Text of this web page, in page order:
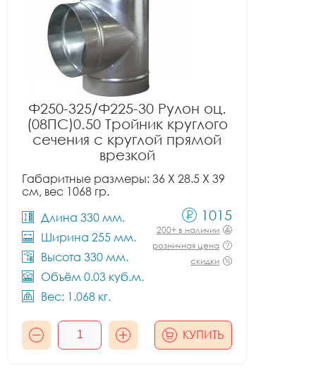
Ф250-325/Ф225-30 Рулон оц.
(08ПС)0.50 Тройник круглого
сечения с круглой прямой
врезкой
Габаритные размеры: 36 X 28.5 X 39
см, вес 1068 гр.
Длина 330 мм.
Ширина 255 мм.
Высота 330 мм.
Объём 0.03 куб.м.
Вес: 1.068 кг.
1015
200+ в наличии
розничная цена
скидки
КУПИТЬ